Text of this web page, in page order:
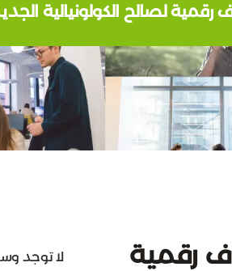
لصالح الكولونيالية
رقمية
لا توجد